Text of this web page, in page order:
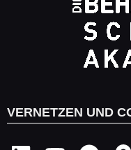
VERNETZEN UND
L Y S M